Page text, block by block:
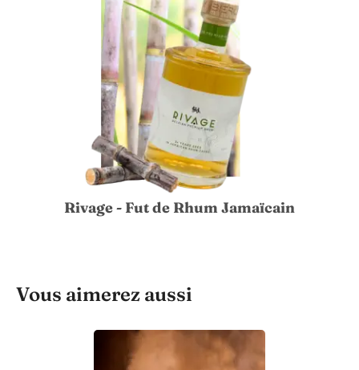
Rivage - Fut de Rhum Jamaïcain
Vous aimerez aussi